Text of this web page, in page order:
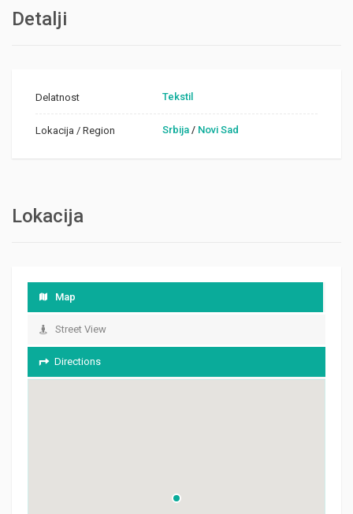
Detalji
Delatnost Tekstil
Lokacija / Region Srbija / Novi Sad
Lokacija
Map
Street View
Directions